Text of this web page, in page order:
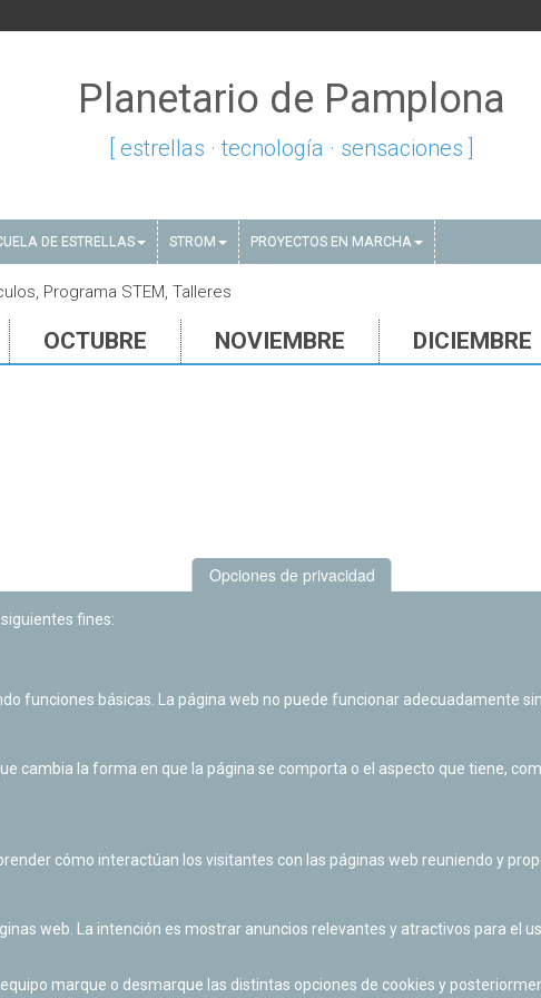
Planetario de Pamplona
[ estrellas · tecnología · sensaciones ]
DE ESTRELLAS STROM PROYECTOS EN MARCHA
Programa STEM, Talleres
OCTUBRE NOVIEMBRE DICIEMBRE
Opciones de privacidad
fines:
funciones básicas. La página web no puede funcionar adecuadamente
cambia la forma en que la página se comporta o el aspecto que tiene,
cómo interactúan los visitantes con las páginas web reuniendo y
web. La intención es mostrar anuncios relevantes y atractivos para el
marque o desmarque las distintas opciones de cookies y